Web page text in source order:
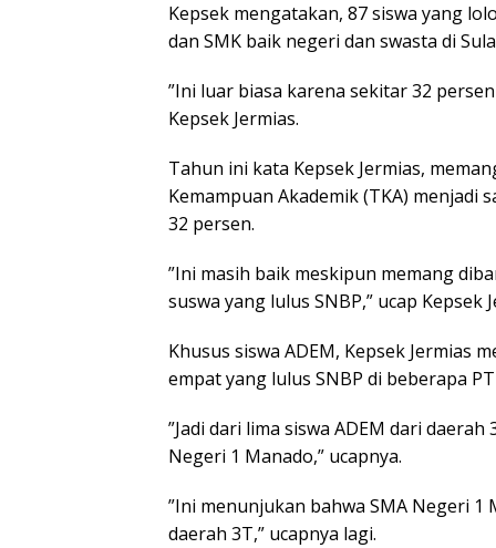
Kepsek mengatakan, 87 siswa yang
dan SMK baik negeri dan swasta di
”Ini luar biasa karena sekitar 32
Kepsek Jermias.
Tahun ini kata Kepsek Jermias,
Kemampuan Akademik (TKA) menjadi
32 persen.
”Ini masih baik meskipun memang
suswa yang lulus SNBP,” ucap Kepsek
Khusus siswa ADEM, Kepsek Jermias
empat yang lulus SNBP di beberapa
”Jadi dari lima siswa ADEM dari
Negeri 1 Manado,” ucapnya.
”Ini menunjukan bahwa SMA Negeri
daerah 3T,” ucapnya lagi.